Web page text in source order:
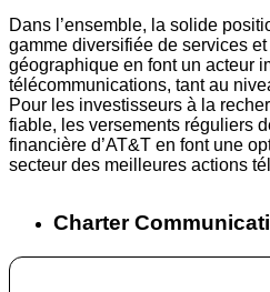
Dans l’ensemble, la solide
gamme diversifiée de services
géographique en font un acteur
télécommunications, tant au
Pour les investisseurs à la
fiable, les versements réguliers
financière d’AT&T en font une
secteur des meilleures actions
Charter